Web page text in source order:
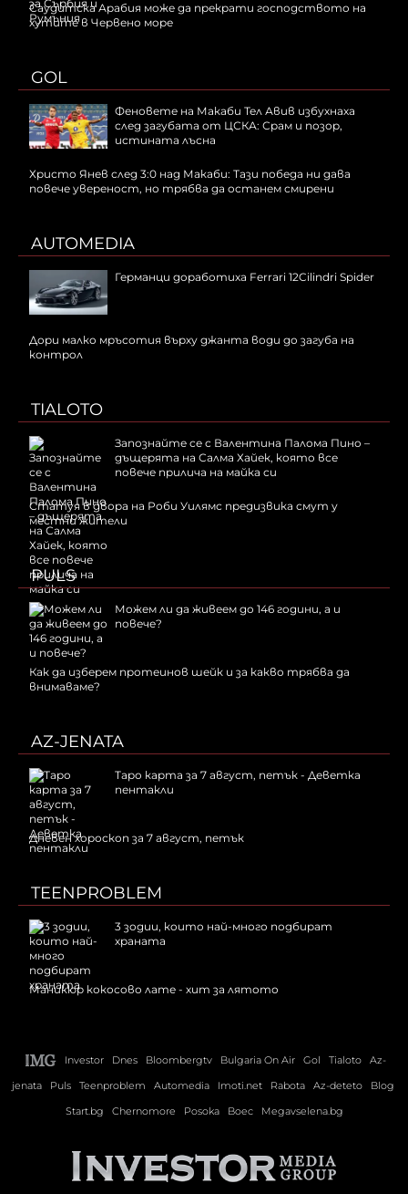
Саудитска Арабия може да прекрати господството на
хутите в Червено море
GOL
Феновете на Макаби Тел Авив избухнаха
след загубата от ЦСКА: Срам и позор,
истината лъсна
Христо Янев след 3:0 над Макаби: Тази победа ни дава
повече увереност, но трябва да останем смирени
AUTOMEDIA
Германци доработиха Ferrari 12Cilindri Spider
Дори малко мръсотия върху джанта води до загуба на
контрол
TIALOTO
Запознайте се с Валентина Палома Пино –
дъщерята на Салма Хайек, която все
повече прилича на майка си
Статуя в двора на Роби Уилямс предизвика смут у
местни жители
PULS
Можем ли да живеем до 146 години, а и
повече?
Как да изберем протеинов шейк и за какво трябва да
внимаваме?
AZ-JENATA
Таро карта за 7 август, петък - Деветка
пентакли
Дневен хороскоп за 7 август, петък
TEENPROBLEM
3 зодии, които най-много подбират
храната
Маникюр кокосово лате - хит за лятото
Investor Dnes Bloombergtv Bulgaria On Air Gol Tialoto
Az-
jenata
Puls Teenproblem Automedia Imoti.net Rabota Az-deteto
Blog
Start.bg
Chernomore Posoka Boec Megavselena.bg